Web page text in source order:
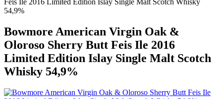
Bowmore American Virgin Oak &
Oloroso Sherry Butt Feis Ile 2016
Limited Edition Islay Single Malt Scotch
Whisky 54,9%